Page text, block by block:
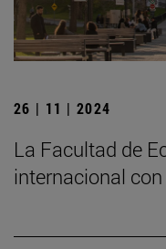
26 | 11 | 2024
La Facultad de
internacional